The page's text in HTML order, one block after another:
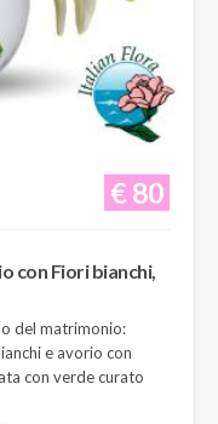
€ 80
con Fiori bianchi,
del matrimonio:
e avorio con
con verde curato